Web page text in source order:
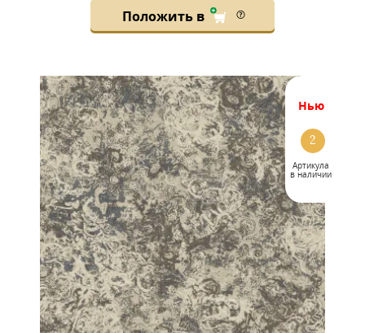
Положить в
нью
2
Артикула
в наличии